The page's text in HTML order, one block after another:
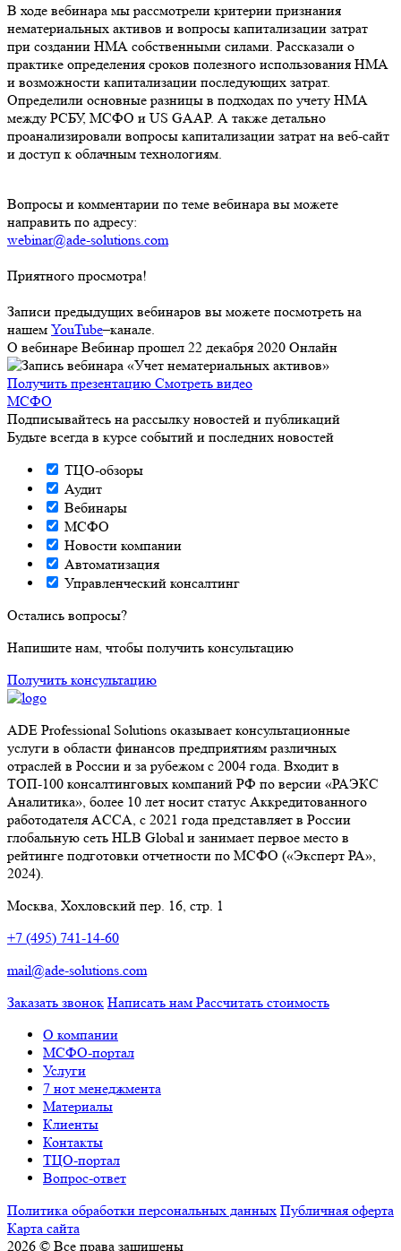
В ходе вебинара мы рассмотрели критерии признания
нематериальных активов и вопросы капитализации затрат
при создании НМА собственными силами. Рассказали о
практике определения сроков полезного использования НМА
и возможности капитализации последующих затрат.
Определили основные разницы в подходах по учету НМА
между РСБУ, МСФО и US GAAP. А также детально
проанализировали вопросы капитализации затрат на веб-сайт
и доступ к облачным технологиям.
Вопросы и комментарии по теме вебинара вы можете
направить по адресу:
webinar@ade-solutions.com
Приятного просмотра!
Записи предыдущих вебинаров вы можете посмотреть на
нашем YouTube–канале.
О вебинаре Вебинар прошел 22 декабря 2020 Онлайн
Получить презентацию Смотреть видео
МСФО
Подписывайтесь на рассылку новостей и публикаций
Будьте всегда в курсе событий и последних новостей
ТЦО-обзоры
Аудит
Вебинары
МСФО
Новости компании
Автоматизация
Управленческий консалтинг
Остались вопросы?
Напишите нам, чтобы получить консультацию
Получить консультацию
ADE Professional Solutions оказывает консультационные
услуги в области финансов предприятиям различных
отраслей в России и за рубежом с 2004 года. Входит в
ТОП-100 консалтинговых компаний РФ по версии «РАЭКС
Аналитика», более 10 лет носит статус Аккредитованного
работодателя ACCA, с 2021 года представляет в России
глобальную сеть HLB Global и занимает первое место в
рейтинге подготовки отчетности по МСФО («Эксперт РА»,
2024).
Москва, Хохловский пер. 16, стр. 1
+7 (495) 741-14-60
mail@ade-solutions.com
Заказать звонок Написать нам Рассчитать стоимость
О компании
МСФО-портал
Услуги
7 нот менеджмента
Материалы
Клиенты
Контакты
ТЦО-портал
Вопрос-ответ
Политика обработки персональных данных Публичная оферта
Карта сайта
2026 © Все права защищены